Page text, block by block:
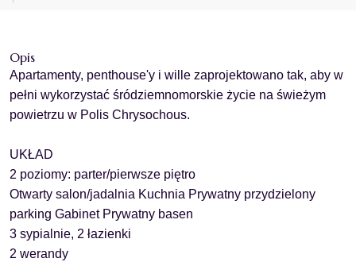
Opis
Apartamenty, penthouse'y i wille zaprojektowano tak, aby w
pełni wykorzystać śródziemnomorskie życie na świeżym
powietrzu w Polis Chrysochous.
UKŁAD
2 poziomy: parter/pierwsze piętro
Otwarty salon/jadalnia Kuchnia Prywatny przydzielony
parking Gabinet Prywatny basen
3 sypialnie, 2 łazienki
2 werandy